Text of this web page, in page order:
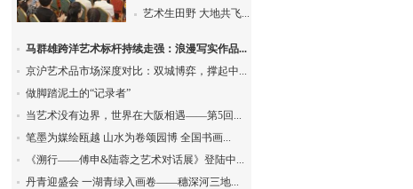
艺术生田野 大地共飞...
马群雄跨洋艺术标杆持续走强：浪漫写实作品...
京沪艺术品市场深度对比：双城博弈，撑起中...
做脚踏泥土的“记录者”
当艺术没有边界，世界在大阪相遇——第5回...
笔墨为媒绘瓯越 山水为卷颂园博 全国书画...
《溯行——傅申&陆蓉之艺术对话展》登陆中...
丹青迎盛会 一湖青绿入画卷——穗深河三地...